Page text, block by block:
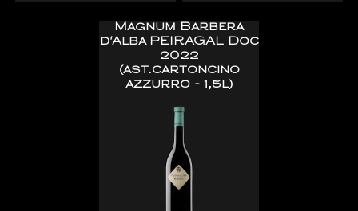
Magnum Barbera
d'Alba PEIRAGAL Doc
2022
(ast.cartoncino
azzurro - 1,5l)